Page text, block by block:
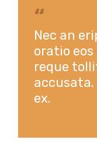
Nec an
oratio
reque
accusata.
ex.